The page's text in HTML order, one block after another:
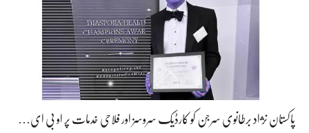
پاکستان نژاد برطانوی سرجن کو کارڈیک سروسز اور فلاحی خدمات پر او بی ای…